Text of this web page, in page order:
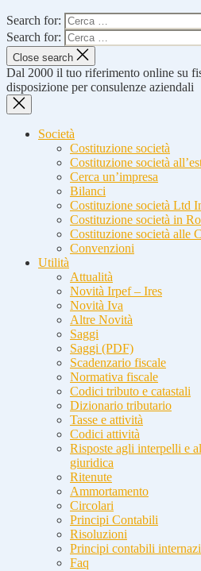
Search for:
Search for:
Close search
Dal 2000 il tuo riferimento online su
disposizione per consulenze aziendali
Società
Costituzione società
Costituzione società
Cerca un’impresa
Bilanci
Costituzione società Ltd
Costituzione società in
Costituzione società alle
Convenzioni
Utilità
Attualità
Novità Irpef – Ires
Novità Iva
Altre Novità
Saggi
Saggi (PDF)
Scadenzario fiscale
Normativa fiscale
Codici tributo e catastali
Dizionario tributario
Tasse e attività
Codici attività
Risposte agli interpelli e
giuridica
Ritenute
Ammortamento
Circolari
Principi Contabili
Risoluzioni
Principi contabili
Faq